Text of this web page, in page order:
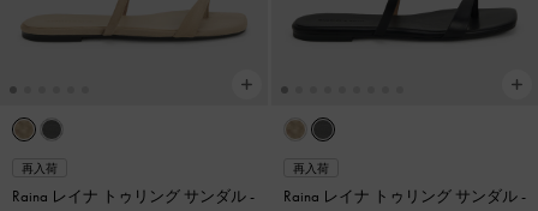
再入荷
Raina レイナ トゥリング サンダル-
再入荷
Raina レイナ トゥリング サンダル-